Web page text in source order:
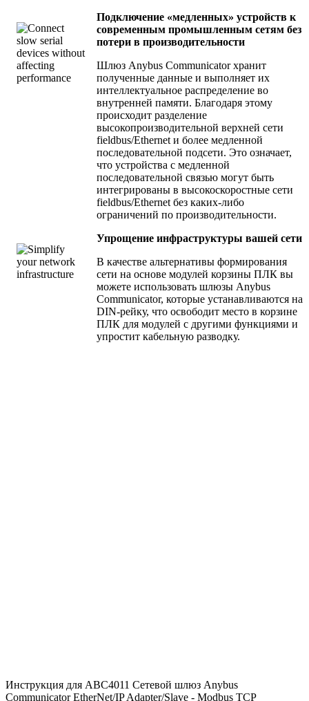
Подключение «медленных» устройств к
современным промышленным сетям без
потери в производительности
Шлюз Anybus Communicator хранит
полученные данные и выполняет их
интеллектуальное распределение во
внутренней памяти. Благодаря этому
происходит разделение
высокопроизводительной верхней сети
fieldbus/Ethernet и более медленной
последовательной подсети. Это означает,
что устройства с медленной
последовательной связью могут быть
интегрированы в высокоскоростные сети
fieldbus/Ethernet без каких-либо
ограничений по производительности.
Упрощение инфраструктуры вашей сети
В качестве альтернативы формирования
сети на основе модулей корзины ПЛК вы
можете использовать шлюзы Anybus
Communicator, которые устанавливаются на
DIN-рейку, что освободит место в корзине
ПЛК для модулей с другими функциями и
упростит кабельную разводку.
Инструкция для ABC4011 Сетевой шлюз Anybus
Communicator EtherNet/IP Adapter/Slave - Modbus TCP